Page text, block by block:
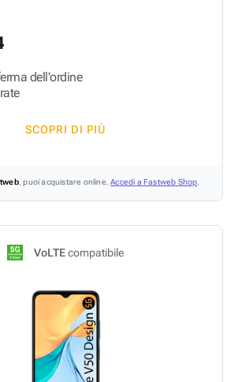
dell'ordine
SCOPRI DI PIÙ
, puoi acquistare online.Accedi a Fastweb Shop
VoLTEcompatibile